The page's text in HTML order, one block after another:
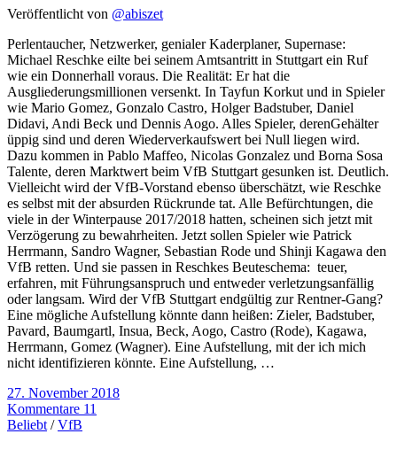
Veröffentlicht von @abiszet
Perlentaucher, Netzwerker, genialer Kaderplaner, Supernase:
Michael Reschke eilte bei seinem Amtsantritt in Stuttgart ein Ruf
wie ein Donnerhall voraus. Die Realität: Er hat die
Ausgliederungsmillionen versenkt. In Tayfun Korkut und in Spieler
wie Mario Gomez, Gonzalo Castro, Holger Badstuber, Daniel
Didavi, Andi Beck und Dennis Aogo. Alles Spieler, derenGehälter
üppig sind und deren Wiederverkaufswert bei Null liegen wird.
Dazu kommen in Pablo Maffeo, Nicolas Gonzalez und Borna Sosa
Talente, deren Marktwert beim VfB Stuttgart gesunken ist. Deutlich.
Vielleicht wird der VfB-Vorstand ebenso überschätzt, wie Reschke
es selbst mit der absurden Rückrunde tat. Alle Befürchtungen, die
viele in der Winterpause 2017/2018 hatten, scheinen sich jetzt mit
Verzögerung zu bewahrheiten. Jetzt sollen Spieler wie Patrick
Herrmann, Sandro Wagner, Sebastian Rode und Shinji Kagawa den
VfB retten. Und sie passen in Reschkes Beuteschema: teuer,
erfahren, mit Führungsanspruch und entweder verletzungsanfällig
oder langsam. Wird der VfB Stuttgart endgültig zur Rentner-Gang?
Eine mögliche Aufstellung könnte dann heißen: Zieler, Badstuber,
Pavard, Baumgartl, Insua, Beck, Aogo, Castro (Rode), Kagawa,
Herrmann, Gomez (Wagner). Eine Aufstellung, mit der ich mich
nicht identifizieren könnte. Eine Aufstellung, …
27. November 2018
Kommentare 11
Beliebt /VfB